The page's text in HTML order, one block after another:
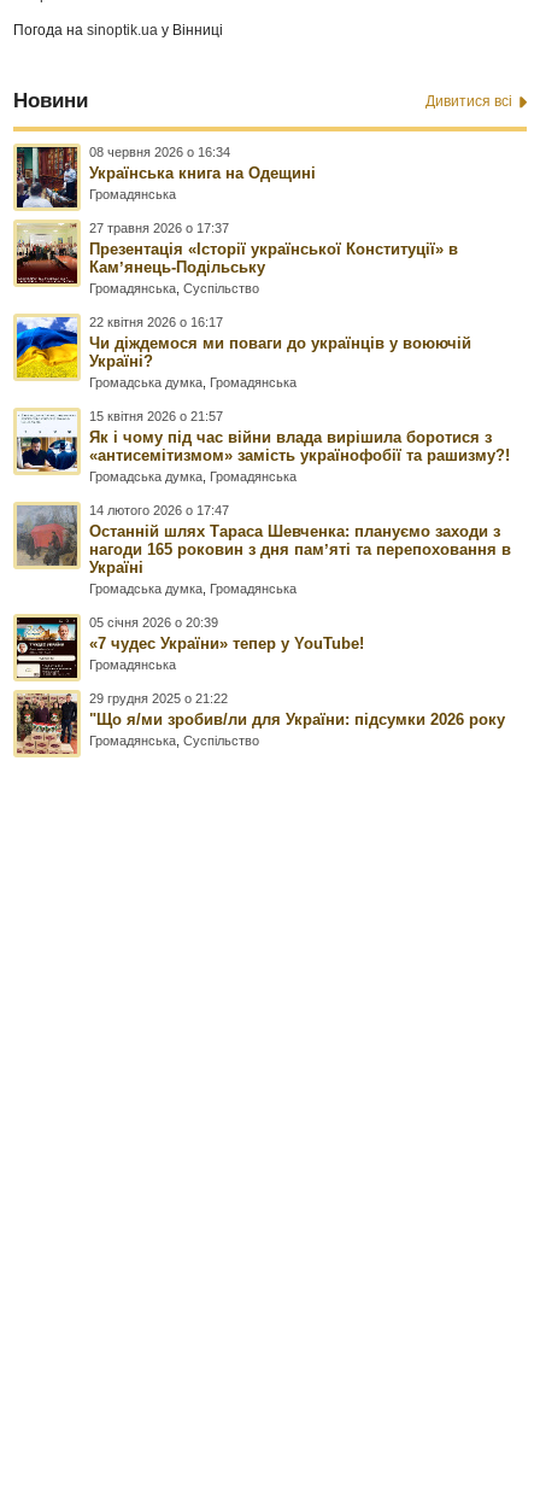
Погода наsinoptik.ua у Вінниці
Новини Дивитися всі
08 червня 2026 о 16:34
Українська книга на Одещині
Громадянська
27 травня 2026 о 17:37
Презентація «Історії української Конституції» в
Камʼянець-Подільську
Громадянська ,Суспільство
22 квітня 2026 о 16:17
Чи діждемося ми поваги до українців у воюючій
Україні?
Громадська думка Громадянська
15 квітня 2026 о 21:57
Як і чому під час війни влада вирішила боротися з
«антисемітизмом» замість українофобії та рашизму?!
Громадська думка Громадянська
14 лютого 2026 о 17:47
Останній шлях Тараса Шевченка: плануємо заходи з
нагоди 165 роковин з дня памʼяті та перепоховання в
Україні
Громадська думка Громадянська
05 січня 2026 о 20:39
«7 чудес України» тепер у YouTube!
Громадянська
29 грудня 2025 о 21:22
"Що я/ми зробив/ли для України: підсумки 2026 року
Громадянська ,Суспільство